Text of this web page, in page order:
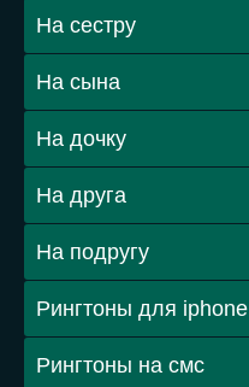
На сестру
На сына
На дочку
На друга
На подругу
Рингтоны для iphone
Рингтоны на смс